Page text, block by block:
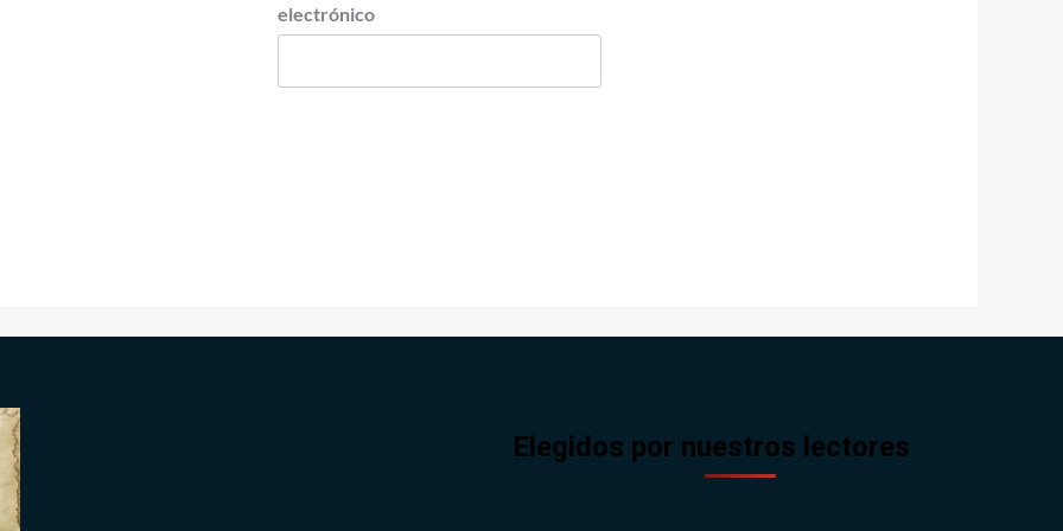
electrónico
Elegidos por nuestros lectores